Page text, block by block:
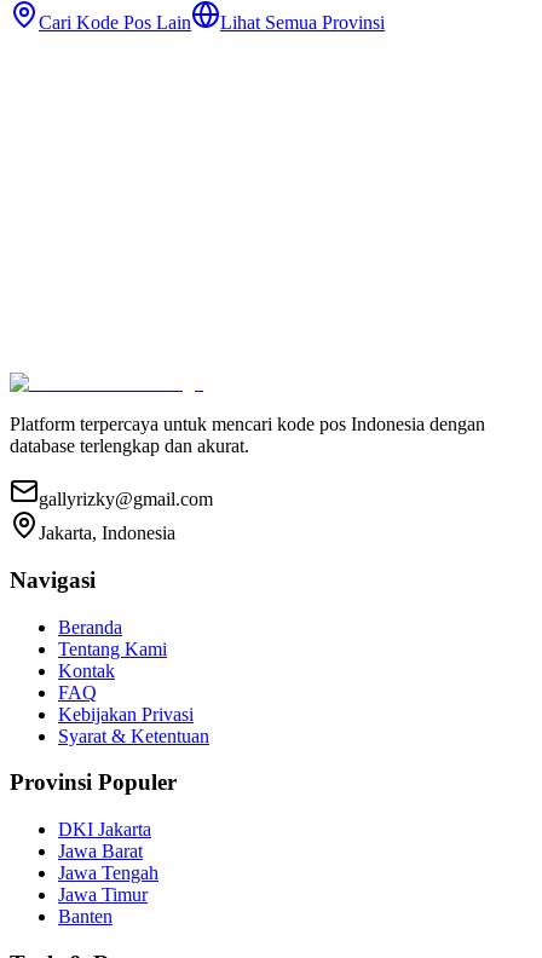
Cari Kode Pos Lain Lihat Semua Provinsi
Platform terpercaya untuk mencari kode pos Indonesia dengan
database terlengkap dan akurat.
gallyrizky@gmail.com
Jakarta, Indonesia
Navigasi
Beranda
Tentang Kami
Kontak
FAQ
Kebijakan Privasi
Syarat & Ketentuan
Provinsi Populer
DKI Jakarta
Jawa Barat
Jawa Tengah
Jawa Timur
Banten